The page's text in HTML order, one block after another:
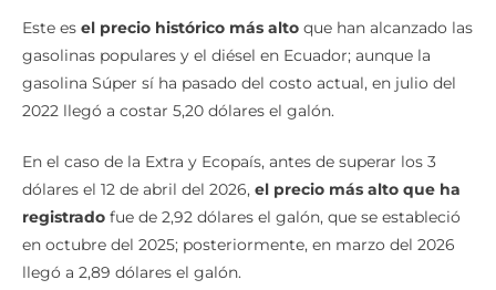
Este es el precio histórico más alto que han alcanzado las
gasolinas populares y el diésel en Ecuador; aunque la
gasolina Súper sí ha pasado del costo actual, en julio del
2022 llegó a costar 5,20 dólares el galón.
En el caso de la Extra y Ecopaís, antes de superar los 3
dólares el 12 de abril del 2026, el precio más alto que ha
registrado fue de 2,92 dólares el galón, que se estableció
en octubre del 2025; posteriormente, en marzo del 2026
llegó a 2,89 dólares el galón.